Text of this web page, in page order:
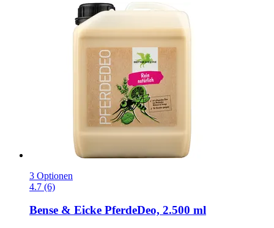
3 Optionen
4.7 (6)
Bense & Eicke PferdeDeo, 2.500 ml